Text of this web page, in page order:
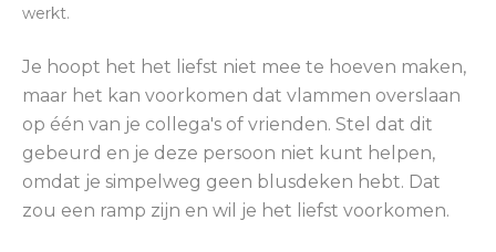
werkt.
Je hoopt het het liefst niet mee te hoeven maken,
maar het kan voorkomen dat vlammen overslaan
op één van je collega's of vrienden. Stel dat dit
gebeurd en je deze persoon niet kunt helpen,
omdat je simpelweg geen blusdeken hebt. Dat
zou een ramp zijn en wil je het liefst voorkomen.